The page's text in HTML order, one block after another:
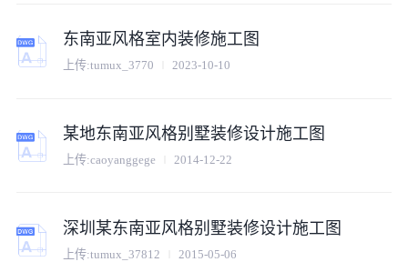
东南亚风格室内装修施工图
上传:tumux_3770 2023-10-10
某地东南亚风格别墅装修设计施工图
上传:caoyanggege 2014-12-22
深圳某东南亚风格别墅装修设计施工图
上传:tumux_37812 2015-05-06